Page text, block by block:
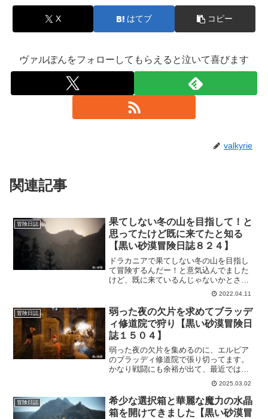
X はてブ コピー
ヴァルぽんをフォローしてもらえると泣いて喜びます
valkyrie
関連記事
冒険日誌
果てしない冬の山を目指して！と
思ってたけど既に来てたと知る
【黒い砂漠冒険日誌８２４】
ドラカニアで果てしない冬の山を目指し
て冒険するんだー！と意気込んでました
けど、既に来ているんじゃないかとさっ
き知りましたｗまさか、既に来てるとは
思ってなかったのでビックリしてます。
そーかー、果てしない冬の山に来てたか
ー。そうかそうかｗ
2022.04.11
冒険日誌
弱った夜の欠片を求めてブラッデ
ィ修道院で狩り【黒い砂漠冒険日
誌１５０４】
弱った夜の欠片を集めるのに、エルビア
のブラッディ修道院で張り切ってます。
かなり戦闘にも余裕が出て、最近では弱
った夜の欠片もそうなんですが「赤い
鐘」が出てくるのもうれしくて仕方ない
ｗアイテム収集はまだ終わりそうにない
けど、ゴールは近づいている！
2025.03.02
冒険日誌
希少な選択箱と華麗な魔力の水晶
箱を開けてきました【黒い砂漠冒